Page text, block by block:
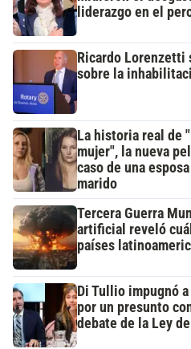
liderazgo en el
Ricardo Lorenzetti
sobre la
La historia real de
mujer", la nueva
caso de una
marido
Tercera Guerra
artificial reveló
países
Di Tullio impugnó
por un presunto
debate de la Ley